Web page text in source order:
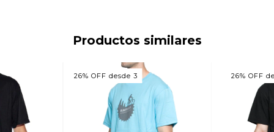
Productos similares
26% OFF desde 3 26% OFF